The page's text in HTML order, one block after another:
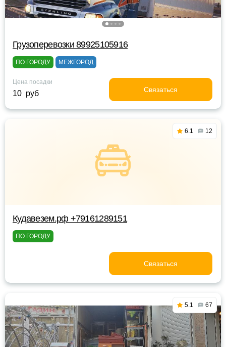
Грузоперевозки 89925105916
ПО ГОРОДУ МЕЖГОРОД
Цена посадки
10 руб Связаться
6.1 12
Кудавезем.рф +79161289151
ПО ГОРОДУ
Связаться
5.1 67